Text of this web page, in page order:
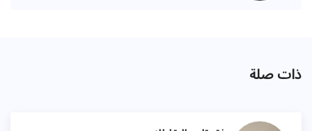
ذات صلة